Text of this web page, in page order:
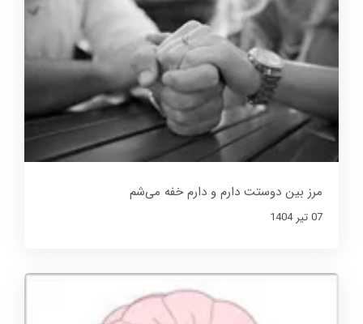
مرز بین دوستت دارم و دارم خفه می‌شم
07 تير 1404